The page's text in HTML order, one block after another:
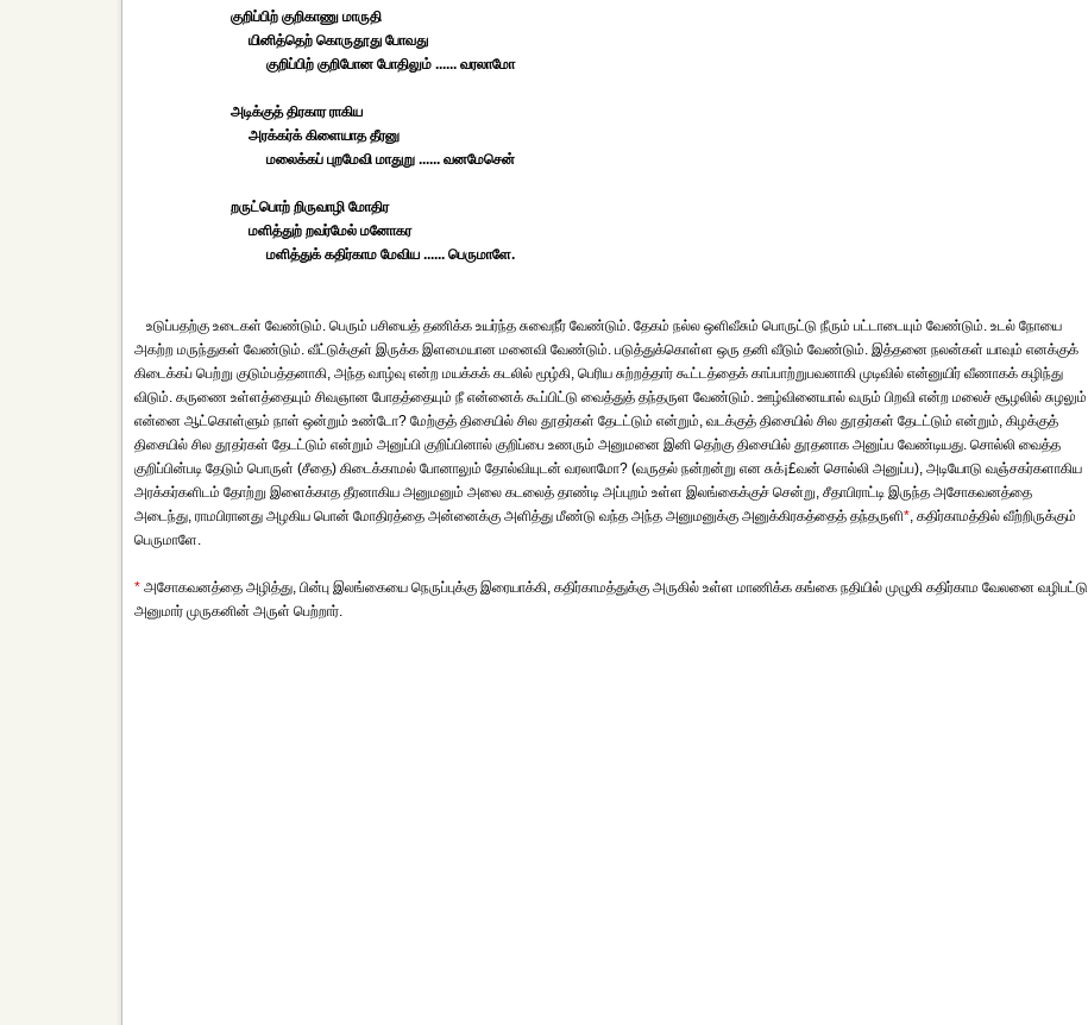
குறிப்பிற் குறிகாணு மாருதி
யினித்தெற் கொருதூது போவது
குறிப்பிற் குறிபோன போதிலும் ...... வரலாமோ
அடிக்குத் திரகார ராகிய
அரக்கர்க் கிளையாத தீரனு
மலைக்கப் புறமேவி மாதுறு ...... வனமேசென்
றருட்பொற் றிருவாழி மோதிர
மளித்துற் றவர்மேல் மனோகர
மளித்துக் கதிர்காம மேவிய ...... பெருமாளே.
உடுப்பதற்கு உடைகள் வேண்டும். பெரும் பசியைத் தணிக்க உயர்ந்த சுவைநீர் வேண்டும். தேகம் நல்ல ஒளிவீசும் பொருட்டு நீரும் பட்டாடையும் வேண்டும். உடல் நோயை
அகற்ற மருந்துகள் வேண்டும். வீட்டுக்குள் இருக்க இளமையான மனைவி வேண்டும். படுத்துக்கொள்ள ஒரு தனி வீடும் வேண்டும். இத்தனை நலன்கள் யாவும் எனக்குக்
கிடைக்கப் பெற்று குடும்பத்தனாகி, அந்த வாழ்வு என்ற மயக்கக் கடலில் மூழ்கி, பெரிய சுற்றத்தார் கூட்டத்தைக் காப்பாற்றுபவனாகி முடிவில் என்னுயிர் வீணாகக் கழிந்து
விடும். கருணை உள்ளத்தையும் சிவஞான போதத்தையும் நீ என்னைக் கூப்பிட்டு வைத்துத் தந்தருள வேண்டும். ஊழ்வினையால் வரும் பிறவி என்ற மலைச் சூழலில் சுழலும்
என்னை ஆட்கொள்ளும் நாள் ஒன்றும் உண்டோ? மேற்குத் திசையில் சில தூதர்கள் தேடட்டும் என்றும், வடக்குத் திசையில் சில தூதர்கள் தேடட்டும் என்றும், கிழக்குத்
திசையில் சில தூதர்கள் தேடட்டும் என்றும் அனுப்பி குறிப்பினால் குறிப்பை உணரும் அனுமனை இனி தெற்கு திசையில் தூதனாக அனுப்ப வேண்டியது. சொல்லி வைத்த
குறிப்பின்படி தேடும் பொருள் (சீதை) கிடைக்காமல் போனாலும் தோல்வியுடன் வரலாமோ? (வருதல் நன்றன்று என சுக்¡£வன் சொல்லி அனுப்ப), அடியோடு வஞ்சகர்களாகிய
அரக்கர்களிடம் தோற்று இளைக்காத தீரனாகிய அனுமனும் அலை கடலைத் தாண்டி அப்புறம் உள்ள இலங்கைக்குச் சென்று, சீதாபிராட்டி இருந்த அசோகவனத்தை
அடைந்து, ராமபிரானது அழகிய பொன் மோதிரத்தை அன்னைக்கு அளித்து மீண்டு வந்த அந்த அனுமனுக்கு அனுக்கிரகத்தைத் தந்தருளி*, கதிர்காமத்தில் வீற்றிருக்கும்
பெருமாளே.
* அசோகவனத்தை அழித்து, பின்பு இலங்கையை நெருப்புக்கு இரையாக்கி, கதிர்காமத்துக்கு அருகில் உள்ள மாணிக்க கங்கை நதியில் முழுகி கதிர்காம வேலனை வழிபட்டு
அனுமார் முருகனின் அருள் பெற்றார்.